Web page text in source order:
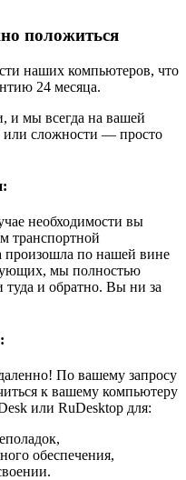
положиться
наших компьютеров, что
24 месяца.
и мы всегда на вашей
или сложности — просто
необходимости вы
транспортной
произошла по нашей вине
мы полностью
туда и обратно. Вы ни за
По вашему запросу
к вашему компьютеру
или RuDesktop для:
обеспечения,